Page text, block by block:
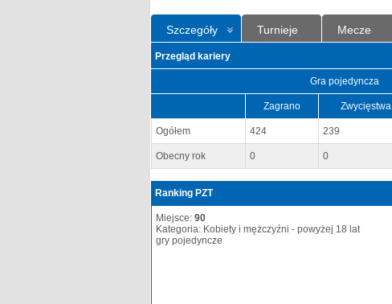
Szczegóły Turnieje Mecze
Przegląd kariery
Gra pojedyncza
Zagrano Zwycięstwa
Ogółem 424 239
Obecny rok 0 0
Ranking PZT
Miejsce: 90
Kategoria: Kobiety i mężczyźni - powyżej 18 lat
gry pojedyncze